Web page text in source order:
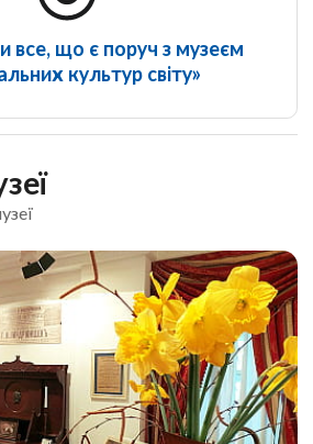
все, що є поруч з музеєм
культур світу»